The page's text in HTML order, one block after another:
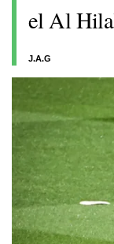
el Al
J.A.G